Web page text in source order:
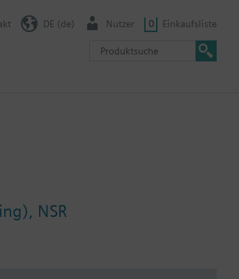
DE (de) Nutzer 0 Einkaufsliste
NSR